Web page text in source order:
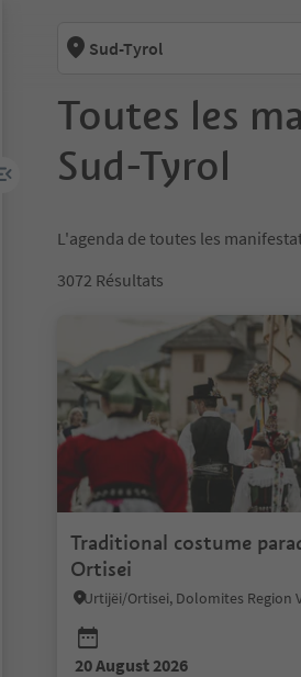
lien menu
Sud-Tyrol
Toutes les
Sud-Tyrol
L'agenda de toutes les
3072 Résultats
Traditional costume
Ortisei
Urtijëi/Ortisei, Dolomites Region
20 August 2026